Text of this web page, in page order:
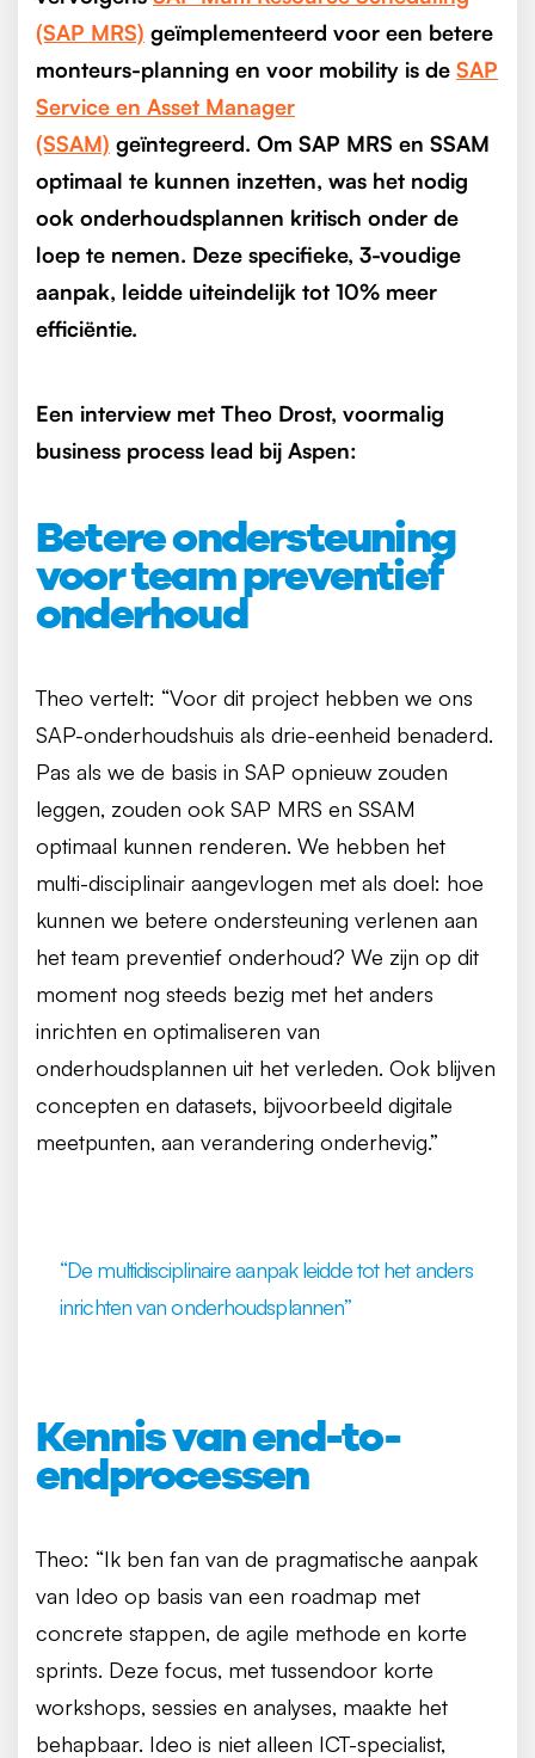
(SAP MRS) geïmplementeerd voor een betere
monteurs-planning en voor mobility is de SAP
Service en Asset Manager
(SSAM) geïntegreerd. Om SAP MRS en SSAM
optimaal te kunnen inzetten, was het nodig
ook onderhoudsplannen kritisch onder de
loep te nemen. Deze specifieke, 3-voudige
aanpak, leidde uiteindelijk tot 10% meer
efficiëntie.
Een interview met Theo Drost, voormalig
business process lead bij Aspen:
Betere ondersteuning
voor team preventief
onderhoud
Theo vertelt: “Voor dit project hebben we ons
SAP-onderhoudshuis als drie-eenheid benaderd.
Pas als we de basis in SAP opnieuw zouden
leggen, zouden ook SAP MRS en SSAM
optimaal kunnen renderen. We hebben het
multi-disciplinair aangevlogen met als doel: hoe
kunnen we betere ondersteuning verlenen aan
het team preventief onderhoud? We zijn op dit
moment nog steeds bezig met het anders
inrichten en optimaliseren van
onderhoudsplannen uit het verleden. Ook blijven
concepten en datasets, bijvoorbeeld digitale
meetpunten, aan verandering onderhevig.”
“De multidisciplinaire aanpak leidde tot het anders
inrichten van onderhoudsplannen”
Kennis van end-to-
endprocessen
Theo: “Ik ben fan van de pragmatische aanpak
van Ideo op basis van een roadmap met
concrete stappen, de agile methode en korte
sprints. Deze focus, met tussendoor korte
workshops, sessies en analyses, maakte het
behapbaar. Ideo is niet alleen ICT-specialist,